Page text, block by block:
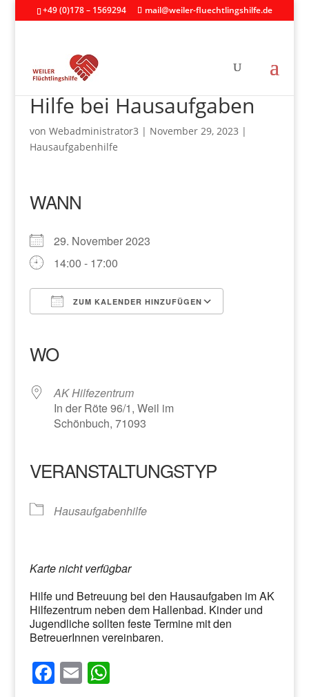
+49 (0)178 – 1569294 mail@weiler-fluechtlingshilfe.de
Hilfe bei Hausaufgaben
von Webadministrator3 | November 29, 2023 |
Hausaufgabenhilfe
WANN
29. November 2023
14:00 - 17:00
ZUM KALENDER HINZUFÜGEN
WO
AK Hilfezentrum
In der Röte 96/1, Weil im
Schönbuch, 71093
VERANSTALTUNGSTYP
Hausaufgabenhilfe
Karte nicht verfügbar
Hilfe und Betreuung bei den Hausaufgaben im AK
Hilfezentrum neben dem Hallenbad. Kinder und
Jugendliche sollten feste Termine mit den
BetreuerInnen vereinbaren.
F E W